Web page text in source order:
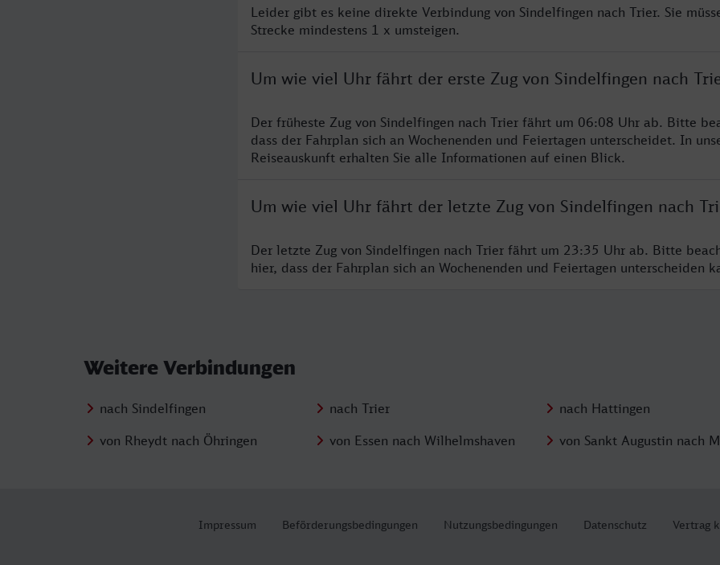
Leider gibt es keine direkte Verbindung von Sindelfingen nach Trier. Sie
Strecke mindestens 1 x umsteigen.
Um wie viel Uhr fährt der erste Zug von Sindelfingen nach
Der früheste Zug von Sindelfingen nach Trier fährt um 06:08 Uhr ab. Bitte
dass der Fahrplan sich an Wochenenden und Feiertagen unterscheidet. In
Reiseauskunft erhalten Sie alle Informationen auf einen Blick.
Um wie viel Uhr fährt der letzte Zug von Sindelfingen nach
Der letzte Zug von Sindelfingen nach Trier fährt um 23:35 Uhr ab. Bitte
hier, dass der Fahrplan sich an Wochenenden und Feiertagen unterscheiden
Weitere Verbindungen
nach Sindelfingen nach Trier nach Hattingen
von Rheydt nach Öhringen
von Essen nach Wilhelmshaven von Sankt Augustin nach
Impressum Beförderungsbedingungen Nutzungsbedingungen Datenschutz Vertrag